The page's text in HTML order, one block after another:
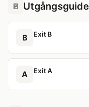
🚪 Utgångsguide
B Exit B
A Exit A